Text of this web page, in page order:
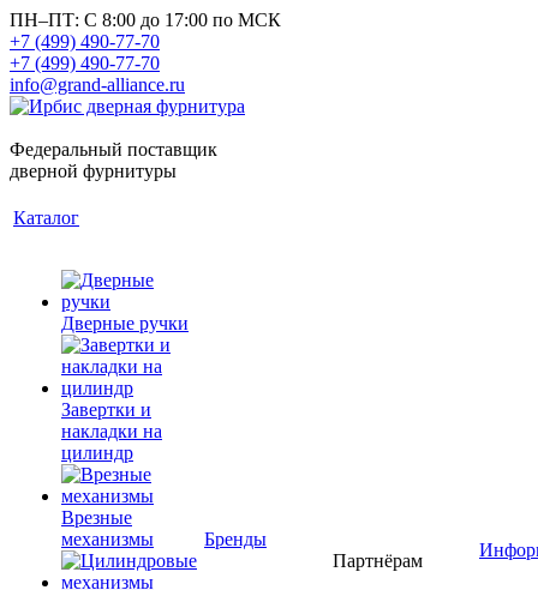
ПН–ПТ: С 8:00 до 17:00 по МСК
+7 (499) 490-77-70
+7 (499) 490-77-70
info@grand-alliance.ru
Федеральный поставщик
дверной фурнитуры
Каталог
Дверные ручки
Завертки и
накладки на
цилиндр
Врезные
механизмы
Бренды
Партнёрам